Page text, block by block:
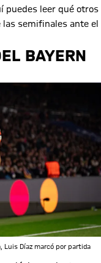
puedes leer qué otros
semifinales ante el
BAYERN
Luis Díaz marcó por partida